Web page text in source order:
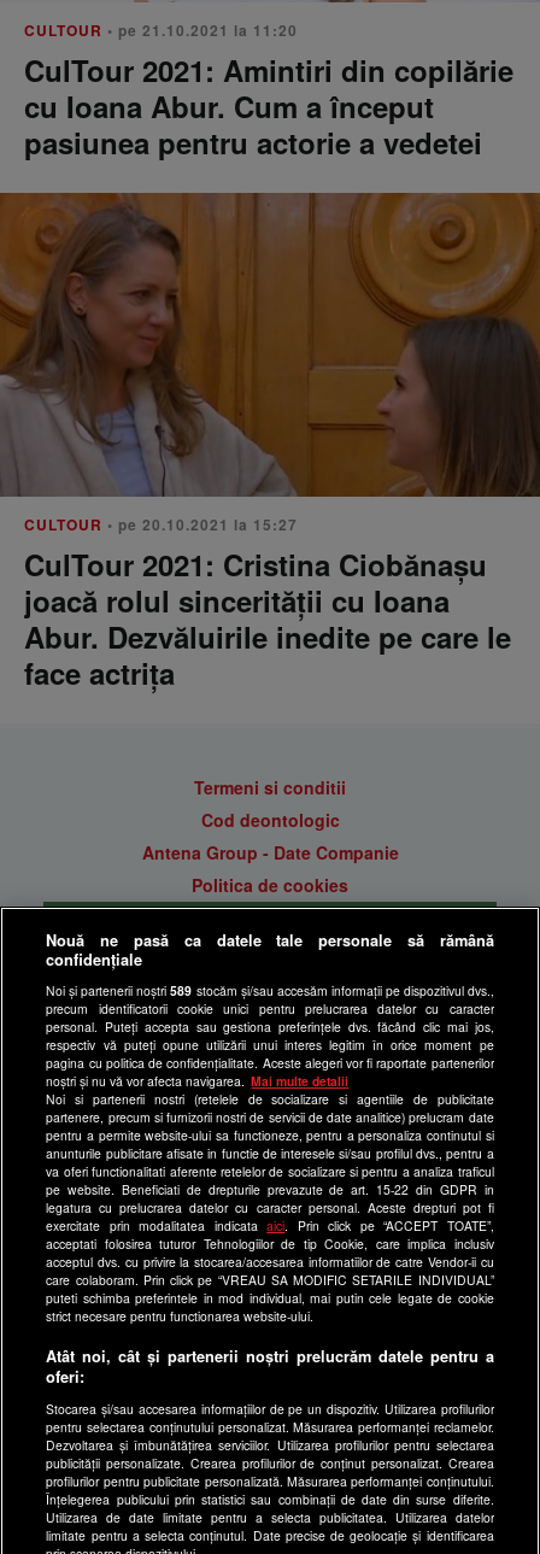
CULTOUR • pe 21.10.2021 la 11:20
CulTour 2021: Amintiri din copilărie
cu Ioana Abur. Cum a început
pasiunea pentru actorie a vedetei
CULTOUR • pe 20.10.2021 la 15:27
CulTour 2021: Cristina Ciobănașu
joacă rolul sincerității cu Ioana
Abur. Dezvăluirile inedite pe care le
face actrița
Termeni si conditii
Cod deontologic
Antena Group - Date Companie
Politica de cookies
Politica de confidentialitate
Anunturi gratuite pe Lajumate.ro
Ultimele Stiri
Program Happy Channel
Echipa editorială
Site-uri Antena Group
a1.ro
antenastars.ro
as.ro
catine.ro
chefi.ro
deparinti.ro
medicool.ro
spynews.ro
useit.ro
retetefeldefel.ro
zutv.ro
Nouă ne pasă ca datele tale personale să rămână
confidențiale
Noi și partenerii noștri589 stocăm și/sau accesăm informații pe dispozitivul dvs.,
precum identificatorii cookie unici pentru prelucrarea datelor cu caracter
personal. Puteți accepta sau gestiona preferințele dvs. făcând clic mai jos,
respectiv vă puteți opune utilizării unui interes legitim în orice moment pe
pagina cu politica de confidențialitate. Aceste alegeri vor fi raportate partenerilor
noștri și nu vă vor afecta navigarea.
Mai multe detalii
Noi si partenerii nostri (retelele de socializare si agentiile de publicitate
partenere, precum si furnizorii nostri de servicii de date analitice) prelucram date
pentru a permite website-ului sa functioneze, pentru a personaliza continutul si
anunturile publicitare afisate in functie de interesele si/sau profilul dvs., pentru a
va oferi functionalitati aferente retelelor de socializare si pentru a analiza traficul
pe website. Beneficiati de drepturile prevazute de art. 15-22 din GDPR in
legatura cu prelucrarea datelor cu caracter personal. Aceste drepturi pot fi
exercitate prin modalitatea indicataaici . Prin click pe “ACCEPT TOATE”,
acceptati folosirea tuturor Tehnologiilor de tip Cookie, care implica inclusiv
acceptul dvs. cu privire la stocarea/accesarea informatiilor de catre Vendor-ii cu
care colaboram. Prin click pe “VREAU SA MODIFIC SETARILE INDIVIDUAL”
puteti schimba preferintele in mod individual, mai putin cele legate de cookie
strict necesare pentru functionarea website-ului.
Atât noi, cât și partenerii noștri prelucrăm datele pentru a
oferi:
Stocarea și/sau accesarea informațiilor de pe un dispozitiv. Utilizarea profilurilor
pentru selectarea conținutului personalizat. Măsurarea performanței reclamelor.
Dezvoltarea și îmbunătățirea serviciilor. Utilizarea profilurilor pentru selectarea
publicității personalizate. Crearea profilurilor de conținut personalizat. Crearea
profilurilor pentru publicitate personalizată. Măsurarea performanței conținutului.
Înțelegerea publicului prin statistici sau combinații de date din surse diferite.
Utilizarea de date limitate pentru a selecta publicitatea. Utilizarea datelor
limitate pentru a selecta conținutul. Date precise de geolocație și identificarea